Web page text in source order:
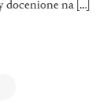
docenione na […]